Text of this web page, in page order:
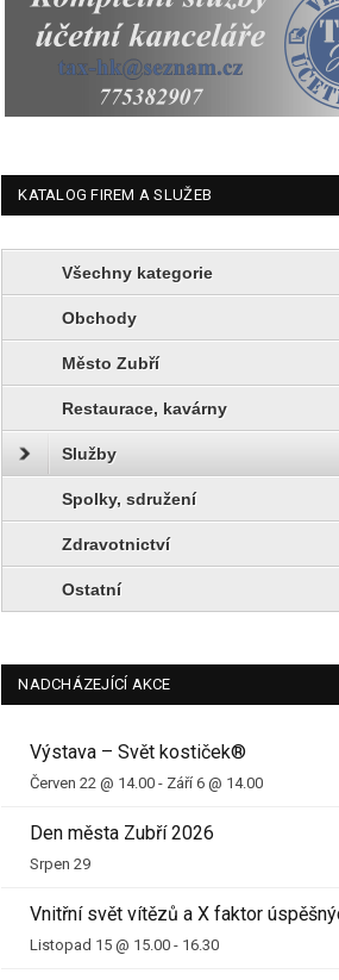
KATALOG FIREM A SLUŽEB
Všechny kategorie
Obchody
Město Zubří
Restaurace, kavárny
Služby
Spolky, sdružení
Zdravotnictví
Ostatní
NADCHÁZEJÍCÍ AKCE
Výstava – Svět kostiček®
Červen 22 @ 14.00 - Září 6 @ 14.00
Den města Zubří 2026
Srpen 29
Vnitřní svět vítězů a X faktor
Listopad 15 @ 15.00 - 16.30